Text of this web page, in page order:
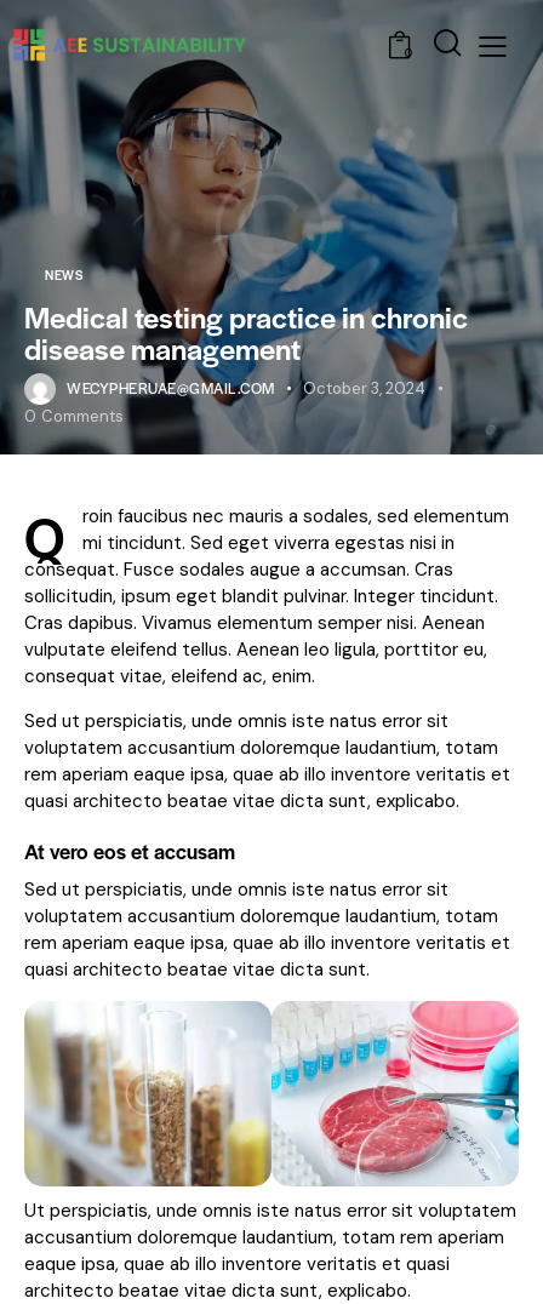
0
NEWS
Medical testing practice in chronic
disease management
WECYPHERUAE@GMAIL.COM
October 3, 2024
0 Comments
Q
roin faucibus nec mauris a sodales, sed elementum
mi tincidunt. Sed eget viverra egestas nisi in
consequat. Fusce sodales augue a accumsan. Cras
sollicitudin, ipsum eget blandit pulvinar. Integer tincidunt.
Cras dapibus. Vivamus elementum semper nisi. Aenean
vulputate eleifend tellus. Aenean leo ligula, porttitor eu,
consequat vitae, eleifend ac, enim.
Sed ut perspiciatis, unde omnis iste natus error sit
voluptatem accusantium doloremque laudantium, totam
rem aperiam eaque ipsa, quae ab illo inventore veritatis et
quasi architecto beatae vitae dicta sunt, explicabo.
At vero eos et accusam
Sed ut perspiciatis, unde omnis iste natus error sit
voluptatem accusantium doloremque laudantium, totam
rem aperiam eaque ipsa, quae ab illo inventore veritatis et
quasi architecto beatae vitae dicta sunt.
Ut perspiciatis, unde omnis iste natus error sit voluptatem
accusantium doloremque laudantium, totam rem aperiam
eaque ipsa, quae ab illo inventore veritatis et quasi
architecto beatae vitae dicta sunt, explicabo.